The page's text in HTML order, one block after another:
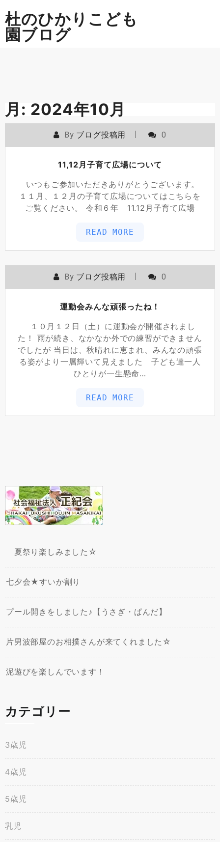
to
content
杜のひかりこども
園ブログ
月: 2024年10月
By ブログ投稿用 0
11,12月子育て広場について
いつもご参加いただきありがとうございます。
１１月、１２月の子育て広場についてはこちらを
ご覧ください。 令和６年 11.12月子育て広場
READ MORE
By ブログ投稿用 0
運動会みんな頑張ったね！
１０月１２日（土）に運動会が開催されまし
た！ 雨が続き、なかなか外での練習ができません
でしたが 当日は、秋晴れに恵まれ、みんなの頑張
る姿がより一層輝いて見えました 子ども達一人
ひとりが一生懸命…
READ MORE
夏祭り楽しみました☆
七夕会★すいか割り
プール開きをしました♪【うさぎ・ぱんだ】
片男波部屋のお相撲さんが来てくれました☆
泥遊びを楽しんでいます！
カテゴリー
3歳児
4歳児
5歳児
乳児